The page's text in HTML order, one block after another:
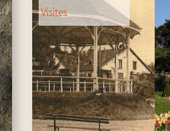
Visites